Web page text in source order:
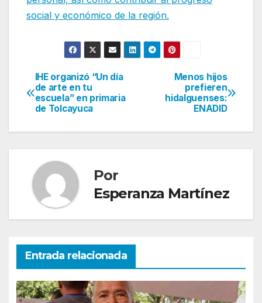
social y económico de la región.
Navegación
de
entradas
Menos hijos
prefieren
hidalguenses:
ENADID
IHE organizó “Un día
de arte en tu
escuela” en primaria
de Tolcayuca
Por
Esperanza Martínez
Entrada relacionada